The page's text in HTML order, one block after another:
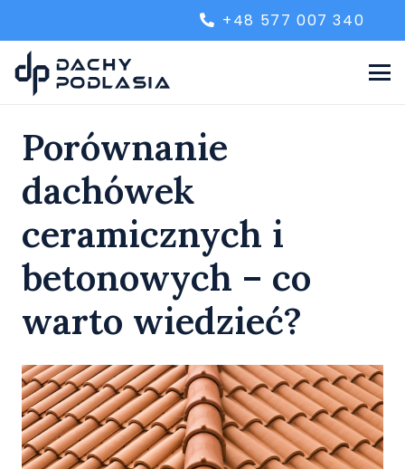
+48 577 007 340
Porównanie
dachówek
ceramicznych i
betonowych – co
warto wiedzieć?